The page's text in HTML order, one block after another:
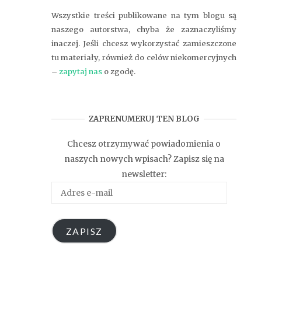
Wszystkie treści publikowane na tym blogu są
naszego autorstwa, chyba że zaznaczyliśmy
inaczej. Jeśli chcesz wykorzystać zamieszczone
tu materiały, również do celów niekomercyjnych
– zapytaj nas o zgodę.
ZAPRENUMERUJ TEN BLOG
Chcesz otrzymywać powiadomienia o
naszych nowych wpisach? Zapisz się na
newsletter:
Adres
mail
ZAPISZ